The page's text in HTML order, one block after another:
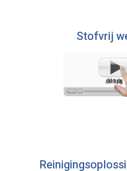
Stofvrij